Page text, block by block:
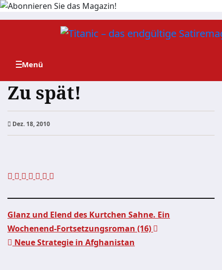
Zum
Zu spät!
Dez. 18, 2010
Beitragsnavigation
Glanz und Elend des Kurtchen Sahne. Ein
Wochenend-Fortsetzungsroman (16)
Neue Strategie in Afghanistan